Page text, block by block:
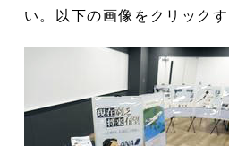
い。以下の画像をクリック